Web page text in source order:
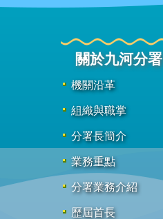
關於九河分署
機關沿革
組織與職掌
分署長簡介
業務重點
分署業務介紹
歷屆首長